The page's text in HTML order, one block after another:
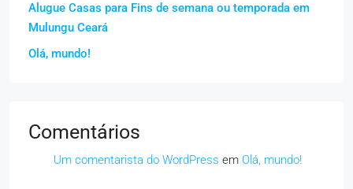
Alugue Casas para Fins de semana ou temporada em
Mulungu Ceará
Olá, mundo!
Comentários
Um comentarista do WordPress em Olá, mundo!